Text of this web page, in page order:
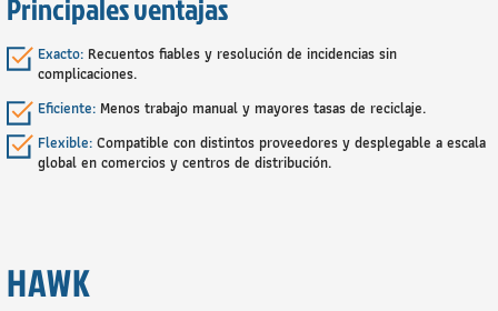
Exacto: Recuentos fiables y resolución de incidencias sin
complicaciones.
Eficiente: Menos trabajo manual y mayores tasas de reciclaje.
Flexible: Compatible con distintos proveedores y desplegable a escala
global en comercios y centros de distribución.
HAWK